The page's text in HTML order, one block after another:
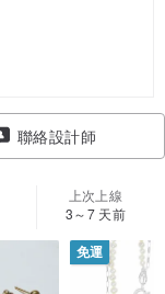
聯絡設計師
上次上線
3～7 天前
免運